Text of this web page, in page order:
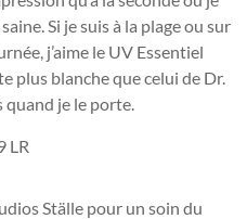
Si je suis à la plage ou sur
j’aime le UV Essentiel
plus blanche que celui de Dr.
quand je le porte.
Ställe pour un soin du